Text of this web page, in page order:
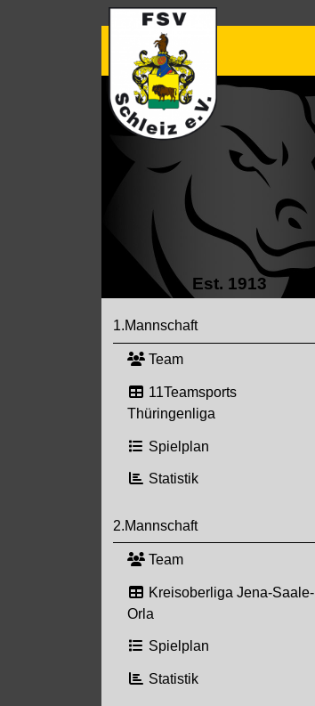
Est. 1913
1.Mannschaft
Team
11Teamsports
Thüringenliga
Spielplan
Statistik
2.Mannschaft
Team
Kreisoberliga Jena-Saale-
Orla
Spielplan
Statistik